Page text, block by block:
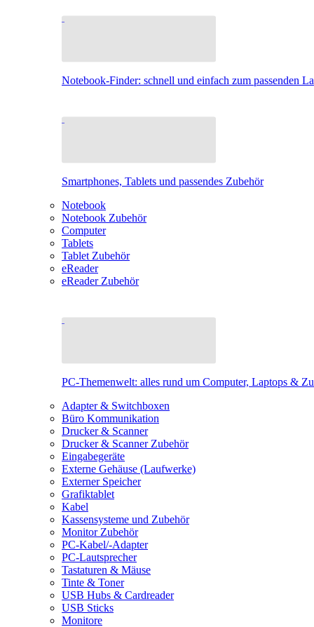
Notebook-Finder: schnell und einfach zum passenden
Smartphones, Tablets und passendes Zubehör
Notebook
Notebook Zubehör
Computer
Tablets
Tablet Zubehör
eReader
eReader Zubehör
PC-Themenwelt: alles rund um Computer, Laptops &
Adapter & Switchboxen
Büro Kommunikation
Drucker & Scanner
Drucker & Scanner Zubehör
Eingabegeräte
Externe Gehäuse (Laufwerke)
Externer Speicher
Grafiktablet
Kabel
Kassensysteme und Zubehör
Monitor Zubehör
PC-Kabel/-Adapter
PC-Lautsprecher
Tastaturen & Mäuse
Tinte & Toner
USB Hubs & Cardreader
USB Sticks
Monitore